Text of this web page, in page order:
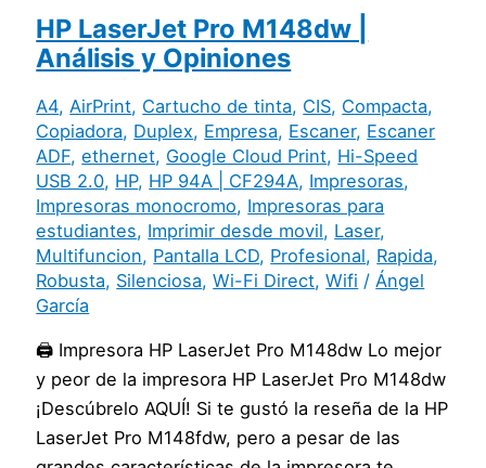
HP LaserJet Pro M148dw |
Análisis y Opiniones
A4, AirPrint, Cartucho de tinta, CIS, Compacta,
Copiadora, Duplex, Empresa, Escaner, Escaner
ADF,ethernet, Google Cloud Print, Hi-Speed
USB 2.0, HP, HP 94A | CF294A, Impresoras,
Impresoras monocromo, Impresoras para
estudiantes, Imprimir desde movil, Laser,
Multifuncion, Pantalla LCD, Profesional, Rapida,
Robusta, Silenciosa,Wi-Fi Direct,Wifi / Ángel
García
🖨️ Impresora HP LaserJet Pro M148dw Lo mejor
y peor de la impresora HP LaserJet Pro M148dw
¡Descúbrelo AQUÍ! Si te gustó la reseña de la HP
LaserJet Pro M148fdw, pero a pesar de las